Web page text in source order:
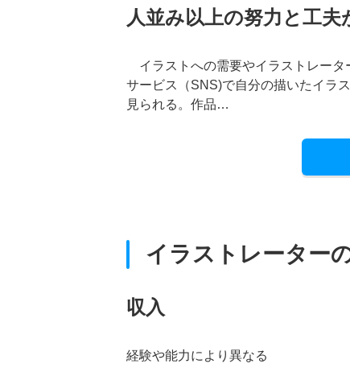
人並み以上の努力と工夫
イラストへの需要やイラストレータ
サービス（SNS)で自分の描いたイラ
見られる。作品…
イラストレーター
収入
経験や能力により異なる